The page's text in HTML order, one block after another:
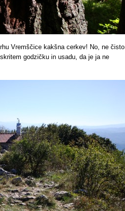
Vremščice kakšna cerkev! No, ne čisto
godzičku in usadu, da je ja ne